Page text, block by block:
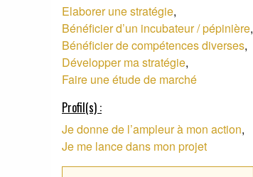
Elaborer une stratégie,
Bénéficier d’un incubateur / pépinière,
Bénéficier de compétences diverses,
Développer ma stratégie,
Faire une étude de marché
Profil(s) :
Je donne de l’ampleur à mon action,
Je me lance dans mon projet